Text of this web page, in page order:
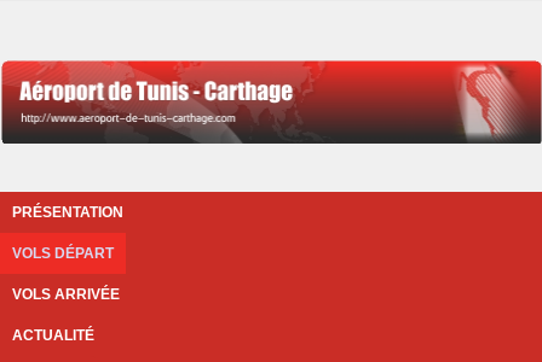
PRÉSENTATION
VOLS DÉPART
VOLS ARRIVÉE
ACTUALITÉ